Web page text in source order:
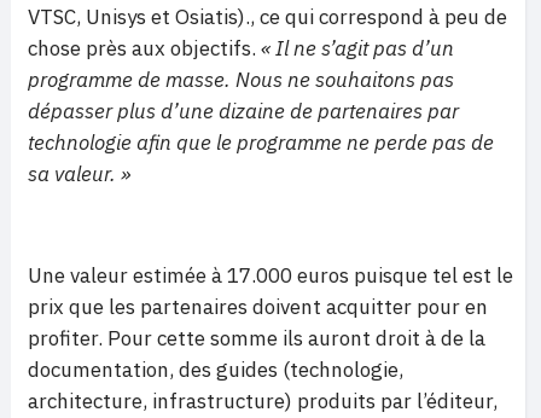
VTSC, Unisys et Osiatis)., ce qui correspond à peu de
chose près aux objectifs. « Il ne s’agit pas d’un
programme de masse. Nous ne souhaitons pas
dépasser plus d’une dizaine de partenaires par
technologie afin que le programme ne perde pas de
sa valeur. »
Une valeur estimée à 17.000 euros puisque tel est le
prix que les partenaires doivent acquitter pour en
profiter. Pour cette somme ils auront droit à de la
documentation, des guides (technologie,
architecture, infrastructure) produits par l’éditeur,